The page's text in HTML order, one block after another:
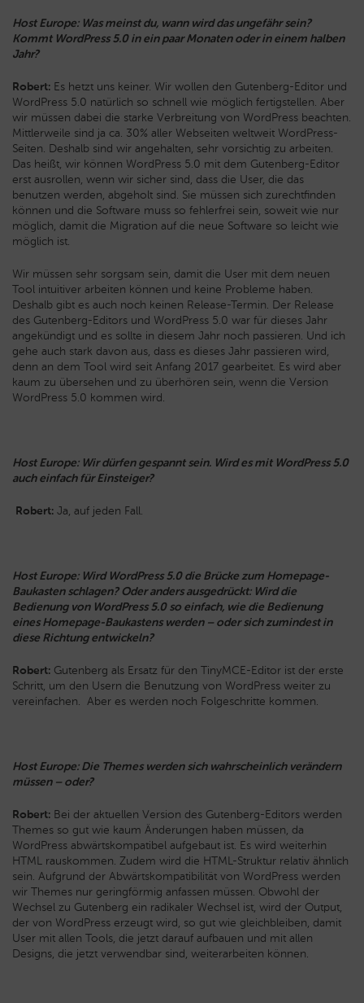
Host Europe: Was meinst du, wann wird das ungefähr sein?
Kommt WordPress 5.0 in ein paar Monaten oder in einem halben
Jahr?
Robert: Es hetzt uns keiner. Wir wollen den Gutenberg-Editor und
WordPress 5.0 natürlich so schnell wie möglich fertigstellen. Aber
wir müssen dabei die starke Verbreitung von WordPress beachten.
Mittlerweile sind ja ca. 30% aller Webseiten weltweit WordPress-
Seiten. Deshalb sind wir angehalten, sehr vorsichtig zu arbeiten.
Das heißt, wir können WordPress 5.0 mit dem Gutenberg-Editor
erst ausrollen, wenn wir sicher sind, dass die User, die das
benutzen werden, abgeholt sind. Sie müssen sich zurechtfinden
können und die Software muss so fehlerfrei sein, soweit wie nur
möglich, damit die Migration auf die neue Software so leicht wie
möglich ist.
Wir müssen sehr sorgsam sein, damit die User mit dem neuen
Tool intuitiver arbeiten können und keine Probleme haben.
Deshalb gibt es auch noch keinen Release-Termin. Der Release
des Gutenberg-Editors und WordPress 5.0 war für dieses Jahr
angekündigt und es sollte in diesem Jahr noch passieren. Und ich
gehe auch stark davon aus, dass es dieses Jahr passieren wird,
denn an dem Tool wird seit Anfang 2017 gearbeitet. Es wird aber
kaum zu übersehen und zu überhören sein, wenn die Version
WordPress 5.0 kommen wird.
Host Europe: Wir dürfen gespannt sein. Wird es mit WordPress 5.0
auch einfach für Einsteiger?
Robert: Ja, auf jeden Fall.
Host Europe: Wird WordPress 5.0 die Brücke zum Homepage-
Baukasten schlagen? Oder anders ausgedrückt: Wird die
Bedienung von WordPress 5.0 so einfach, wie die Bedienung
eines Homepage-Baukastens werden – oder sich zumindest in
diese Richtung entwickeln?
Robert: Gutenberg als Ersatz für den TinyMCE-Editor ist der erste
Schritt, um den Usern die Benutzung von WordPress weiter zu
vereinfachen. Aber es werden noch Folgeschritte kommen.
Host Europe: Die Themes werden sich wahrscheinlich verändern
müssen – oder?
Robert: Bei der aktuellen Version des Gutenberg-Editors werden
Themes so gut wie kaum Änderungen haben müssen, da
WordPress abwärtskompatibel aufgebaut ist. Es wird weiterhin
HTML rauskommen. Zudem wird die HTML-Struktur relativ ähnlich
sein. Aufgrund der Abwärtskompatibilität von WordPress werden
wir Themes nur geringförmig anfassen müssen. Obwohl der
Wechsel zu Gutenberg ein radikaler Wechsel ist, wird der Output,
der von WordPress erzeugt wird, so gut wie gleichbleiben, damit
User mit allen Tools, die jetzt darauf aufbauen und mit allen
Designs, die jetzt verwendbar sind, weiterarbeiten können.